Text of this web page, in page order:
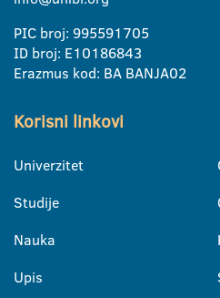
PIC broj: 995591705
ID broj: E10186843
Erazmus kod: BA BANJA02
Korisni linkovi
Univerzitet
Studije
Nauka
Upis